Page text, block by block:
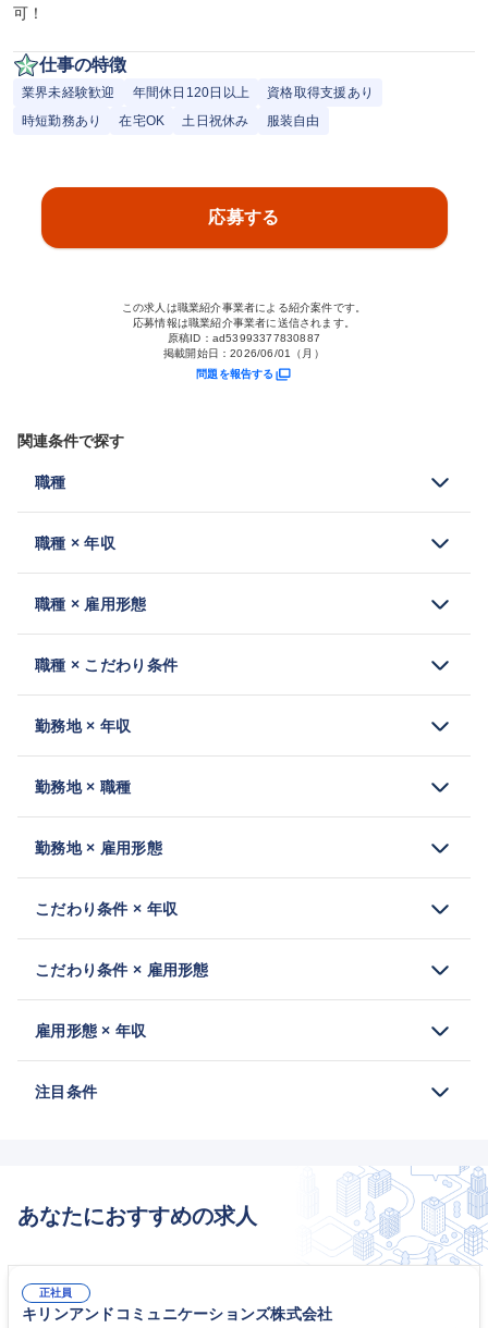
可！
仕事の特徴
業界未経験歓迎 年間休日120日以上
資格取得支援あり
時短勤務あり
在宅OK 土日祝休み 服装自由
応募する
この求人は職業紹介事業者による紹介案件です。
応募情報は職業紹介事業者に送信されます。
原稿ID： ad53993377830887
掲載開始日：2026/06/01（月）
問題を報告する
関連条件で探す
職種
職種 × 年収
職種 × 雇用形態
職種 × こだわり条件
勤務地 × 年収
勤務地 × 職種
勤務地 × 雇用形態
こだわり条件 × 年収
こだわり条件 × 雇用形態
雇用形態 × 年収
注目条件
あなたにおすすめの求人
正社員
キリンアンドコミュニケーションズ株式会社